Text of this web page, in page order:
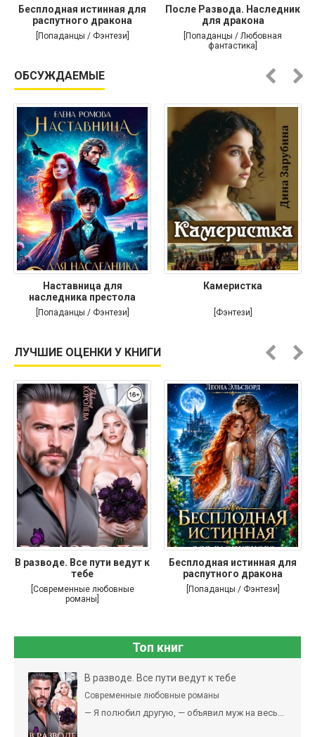
Бесплодная истинная для
распутного дракона
[Попаданцы / Фэнтези]
После Развода. Наследник
для дракона
[Попаданцы / Любовная
фантастика]
ОБСУЖДАЕМЫЕ
Наставница для
наследника престола
[Попаданцы / Фэнтези]
Камеристка
[Фэнтези]
ЛУЧШИЕ ОЦЕНКИ У КНИГИ
В разводе. Все пути ведут к
тебе
[Современные любовные
романы]
Бесплодная истинная для
распутного дракона
[Попаданцы / Фэнтези]
Топ книг
В разводе. Все пути ведут к тебе
Современные любовные романы
— Я полюбил другую, — объявил муж на весь...